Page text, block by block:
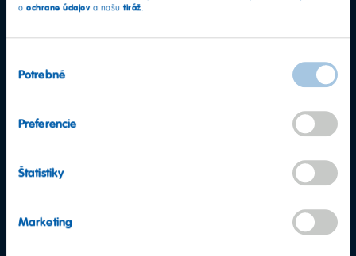
o ochrane údajov a našu tiráž.
súhlasu
Potrebné
Preferencie
Štatistiky
Marketing